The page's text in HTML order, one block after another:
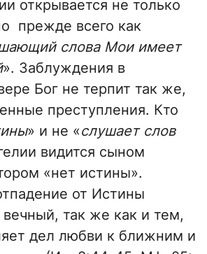
открывается не только
прежде всего как
слова Мои имеет
». Заблуждения в
Бог не терпит так же,
преступления. Кто
» и не «слушает слов
видится сыном
«нет истины».
от Истины
вечный, так же как и тем,
дел любви к ближним и